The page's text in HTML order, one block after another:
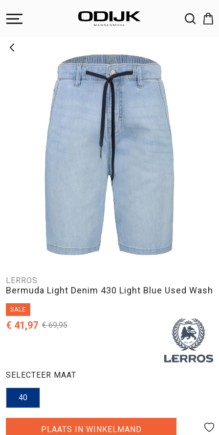
LERROS
Bermuda Light Denim 430 Light Blue Used Wash
SALE
€ 69,95
€ 41,97
SELECTEER MAAT
40
PLAATS IN WINKELMAND